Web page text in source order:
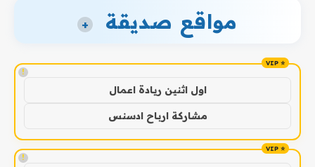
مواقع صديقة +
!
اول اثنين ريادة اعمال
مشاركة ارباح ادسنس
!